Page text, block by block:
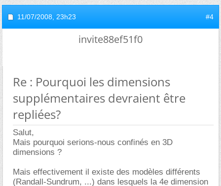
11/07/2008, 23h23 #4
invite88ef51f0
Re : Pourquoi les dimensions
supplémentaires devraient être
repliées?
Salut,
Mais pourquoi serions-nous confinés en 3D
dimensions ?
Mais effectivement il existe des modèles différents
(Randall-Sundrum, ...) dans lesquels la 4e dimension